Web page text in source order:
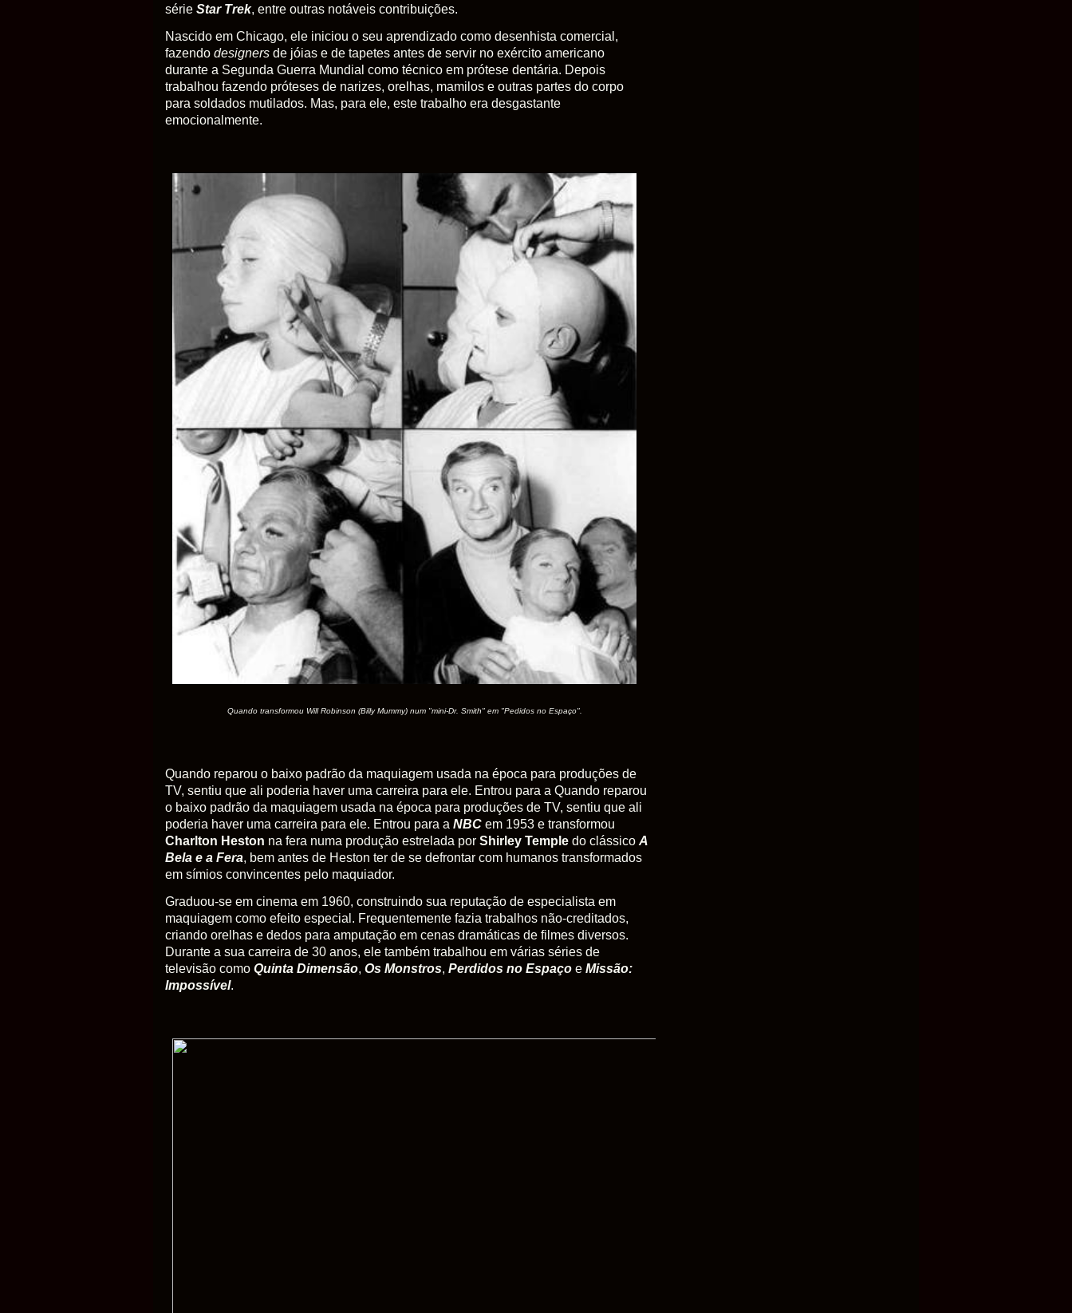
série Star Trek, entre outras notáveis contribuições.
Nascido em Chicago, ele iniciou o seu aprendizado como desenhista comercial,
fazendo designers de jóias e de tapetes antes de servir no exército americano
durante a Segunda Guerra Mundial como técnico em prótese dentária. Depois
trabalhou fazendo próteses de narizes, orelhas, mamilos e outras partes do corpo
para soldados mutilados. Mas, para ele, este trabalho era desgastante
emocionalmente.
Quando transformou Will Robinson (Billy Mummy) num "mini-Dr. Smith" em "Pedidos no Espaço".
Quando reparou o baixo padrão da maquiagem usada na época para produções de
TV, sentiu que ali poderia haver uma carreira para ele. Entrou para a Quando reparou
o baixo padrão da maquiagem usada na época para produções de TV, sentiu que ali
poderia haver uma carreira para ele. Entrou para a NBC em 1953 e transformou
Charlton Heston na fera numa produção estrelada por Shirley Temple do clássico A
Bela e a Fera, bem antes de Heston ter de se defrontar com humanos transformados
em símios convincentes pelo maquiador.
Graduou-se em cinema em 1960, construindo sua reputação de especialista em
maquiagem como efeito especial. Frequentemente fazia trabalhos não-creditados,
criando orelhas e dedos para amputação em cenas dramáticas de filmes diversos.
Durante a sua carreira de 30 anos, ele também trabalhou em várias séries de
televisão como Quinta Dimensão, Os Monstros, Perdidos no Espaço e Missão:
Impossível.